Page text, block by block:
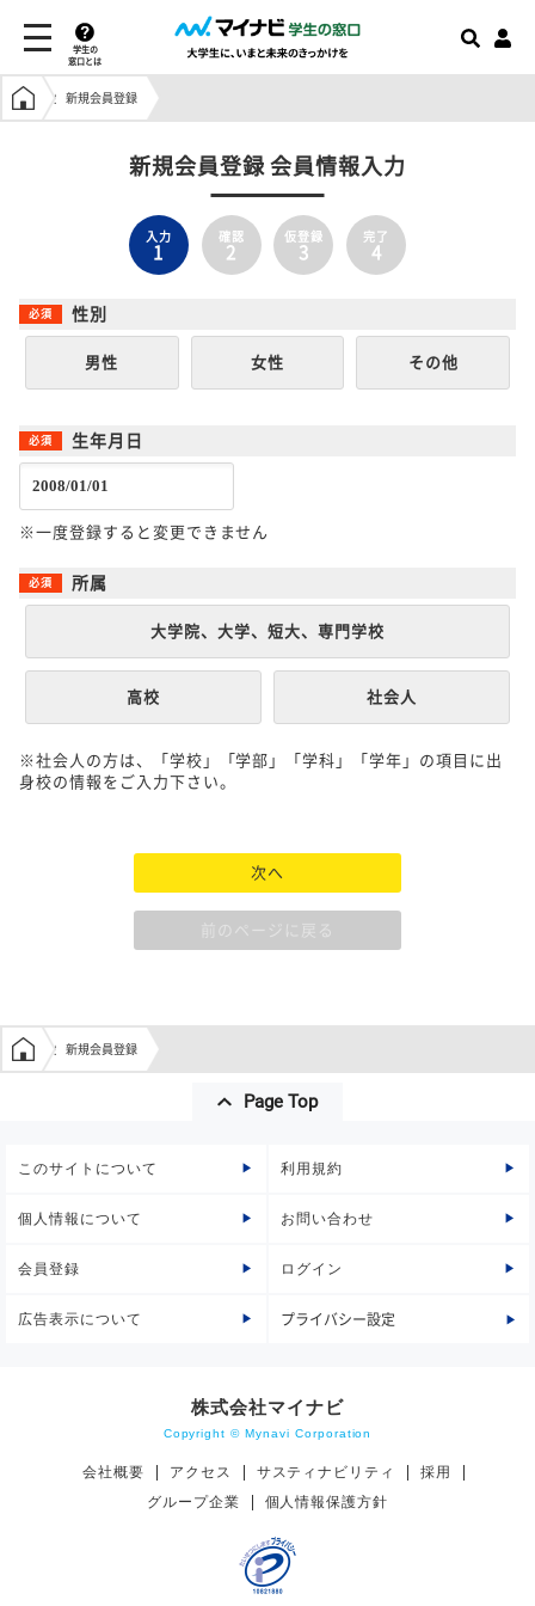
学生の
窓口とは
学生の窓口トップ
新規会員登録
新規会員登録 会員情報入力
入力
1
確認
2
仮登録
3
完了
4
性別
男性 女性 その他
生年月日
※一度登録すると変更できません
所属
大学院、大学、短大、専門学校
高校 社会人
※社会人の方は、「学校」「学部」「学科」「学年」の項目に出
身校の情報をご入力下さい。
次へ
前のページに戻る
学生の窓口トップ
新規会員登録
Page Top
このサイトについて 利用規約
個人情報について お問い合わせ
会員登録 ログイン
広告表示について プライバシー設定
株式会社マイナビ
Copyright © Mynavi Corporation
会社概要 アクセス サスティナビリティ
採用
グループ企業
個人情報保護方針